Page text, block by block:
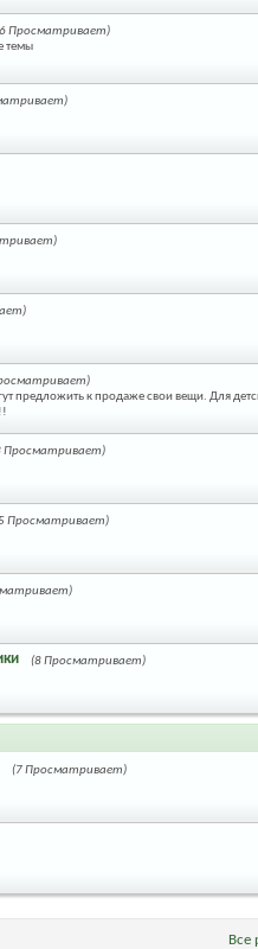
Просматривает)
темы
предложить к продаже свои вещи. Для
Просматривает)
Просматривает)
(8 Просматривает)
(7 Просматривает)
Все